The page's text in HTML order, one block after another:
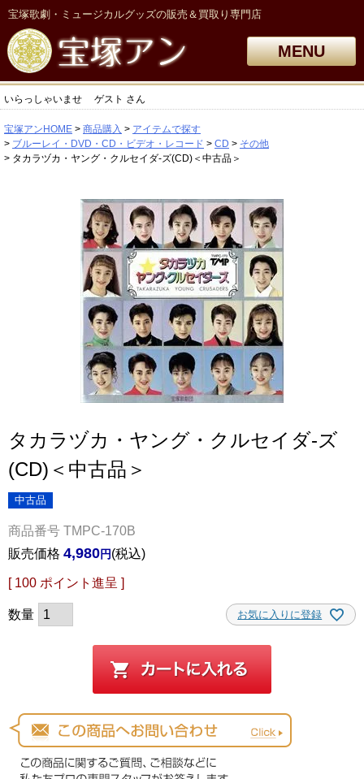
宝塚歌劇・ミュージカルグッズの販売＆買取り専門店
MENU
いらっしゃいませ ゲスト さん
宝塚アンHOME 商品購入
アイテムで探す
ブルーレイ・DVD・CD・ビデオ・レコード
CD
その他
タカラヅカ・ヤング・クルセイダ-ズ(CD)＜中古品＞
タカラヅカ・ヤング・クルセイダ-ズ
(CD)＜中古品＞
中古品
商品番号 TMPC-170B
販売価格 4,980 税込
[ 100 ポイント進呈 ]
お気に入りに登録